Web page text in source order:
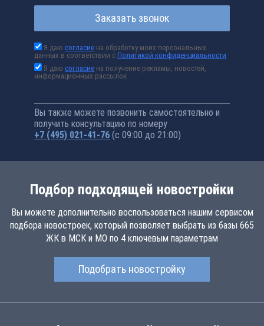
Заказать звонок
Я даюсогласие на обработку моих персональных
данных в соответствии сПолитикой конфиденциальности
Я даюсогласие на получение рекламы, новостей,
информационных рассылок
Вы также можете позвонить самостоятельно и
получить консультацию по номеру
+7 (495) 021-41-76 (с 09:00 до 21:00)
Подбор подходящей новостройки
Вы можете дополнительно воспользоваться нашим сервисом
подбора новостроек, который позволяет выбрать из базы 665
ЖК в МСК и МО по 4 ключевым параметрам
Подобрать новостройку